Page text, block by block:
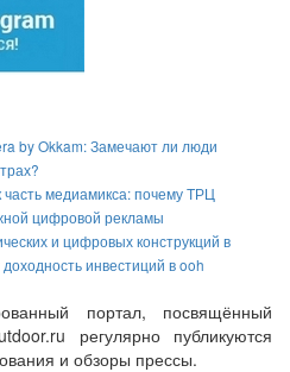
by Okkam: Замечают ли люди
медиамикса: почему ТРЦ
цифровой рекламы
и цифровых конструкций в
инвестиций в ooh
портал, посвящённый
регулярно публикуются
и обзоры прессы.